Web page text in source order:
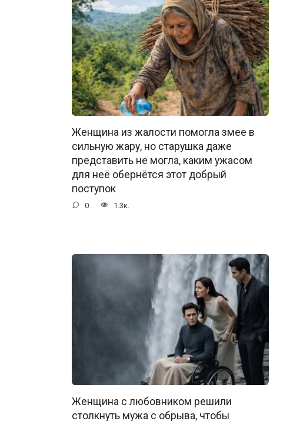
Женщина из жалости помогла змее в
сильную жару, но старушка даже
представить не могла, каким ужасом
для неё обернётся этот добрый
поступок
0 1.3к.
Женщина с любовником решили
столкнуть мужа с обрыва, чтобы